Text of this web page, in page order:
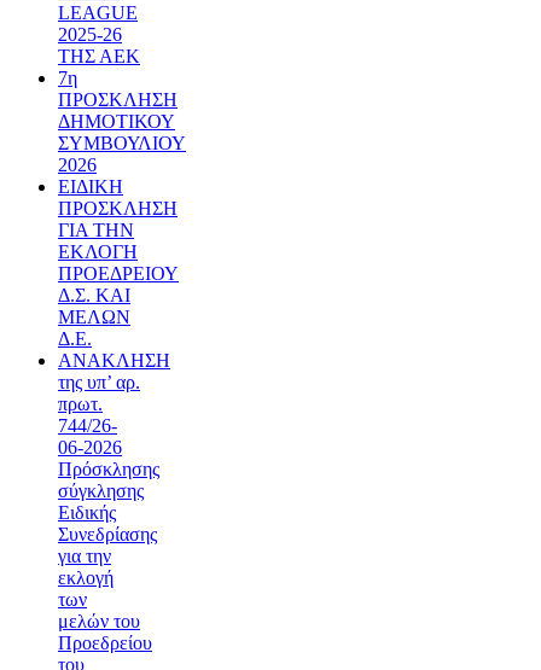
LEAGUE
2025-26
ΤΗΣ ΑΕΚ
7η
ΠΡΟΣΚΛΗΣΗ
ΔΗΜΟΤΙΚΟΥ
ΣΥΜΒΟΥΛΙΟΥ
2026
ΕΙΔΙΚΗ
ΠΡΟΣΚΛΗΣΗ
ΓΙΑ ΤΗΝ
ΕΚΛΟΓΗ
ΠΡΟΕΔΡΕΙΟΥ
Δ.Σ. ΚΑΙ
ΜΕΛΩΝ
Δ.Ε.
ΑΝΑΚΛΗΣΗ
της υπ’ αρ.
πρωτ.
744/26-
06-2026
Πρόσκλησης
σύγκλησης
Ειδικής
Συνεδρίασης
για την
εκλογή
των
μελών του
Προεδρείου
του